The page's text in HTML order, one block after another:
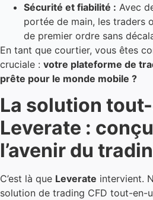
Sécurité et fiabilité : Avec
portée de main, les traders
de premier ordre sans
En tant que courtier, vous êtes
cruciale : votre plateforme de
prête pour le monde mobile ?
La solution
Leverate :
l’avenir du
C’est là que Leverate intervient.
solution de trading CFD tout-en-